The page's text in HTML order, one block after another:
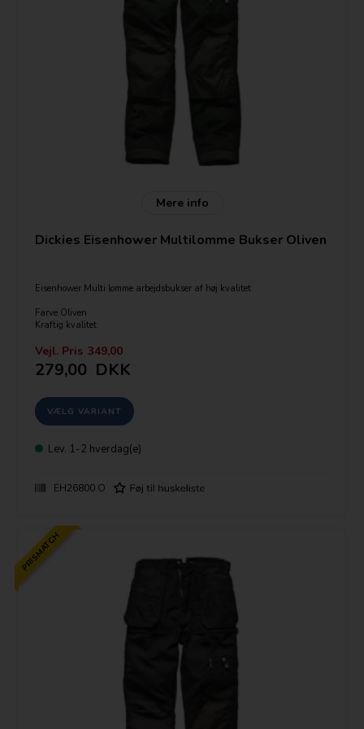
Mere info
Dickies Eisenhower Multilomme Bukser Oliven
Eisenhower Multi lomme arbejdsbukser af høj kvalitet
Farve Oliven
Kraftig kvalitet
35% Bomuld canvas
300 gsm
1,78m, medium op til 1,86
Talje: Bukserne er højtaljede (lidt mavepolstring betyder da at du skal
vælge nr. større end dine fritidsbukser)
Mål i tomme som alm. fritidsbukser: f. eks str 34 i talje = 34 x 2,56cm =
87cm
Vejl. Pris 349,00
279,00 DKK
Lev. 1-2 hverdag(e)
EH26800 O
PRISMATCH